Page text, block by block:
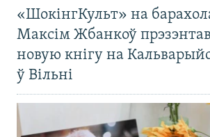
«ШокінгКульт» на
Максім Жбанкоў
новую кнігу на
ў Вільні